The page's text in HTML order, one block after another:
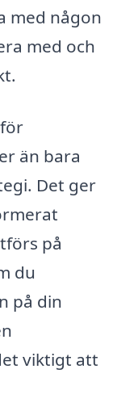
med någon
med och
än bara
Det ger
på
du
på din
viktigt att